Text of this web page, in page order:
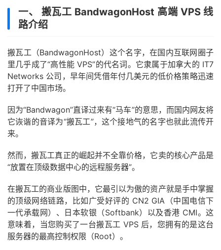
一、 搬瓦工 BandwagonHost 高端 VPS 线
路介绍
搬瓦工（BandwagonHost）这个名字，在国内互联网圈子
里几乎成了“高性能 VPS”的代名词。它隶属于加拿大的 IT7
Networks 公司，早年间凭借年付几美元的低价格策略迅速
打开了中国市场。
因为“Bandwagon”直译过来有“马车”的意思，而国内网友将
它诙谐的音译为“搬瓦工”，这个接地气的名字也就此流传开
来。
然而，搬瓦工真正的崛起并不全靠价格，它卖的核心产品是
“放置在顶级数据中心的远程服务器”。
在搬瓦工的商业版图中，它最引以为傲的资产就是手中掌握
的顶级网络链路，比如广受好评的 CN2 GIA（中国电信下
一代承载网）、日本软银（Softbank）以及香港 CMI。这
意味着，当您购买了一台搬瓦工 VPS 后，您拥有的是这台
服务器的最高控制权限（Root）。